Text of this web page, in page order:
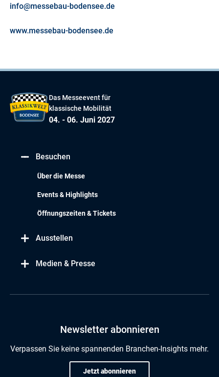
info@messebau-bodensee.de
www.messebau-bodensee.de
Das Messeevent für
klassische Mobilität
04. - 06. Juni 2027
Besuchen
Über die Messe
Events & Highlights
Öffnungszeiten & Tickets
Ausstellen
Medien & Presse
Newsletter abonnieren
Verpassen Sie keine spannenden Branchen-Insights mehr.
Jetzt abonnieren